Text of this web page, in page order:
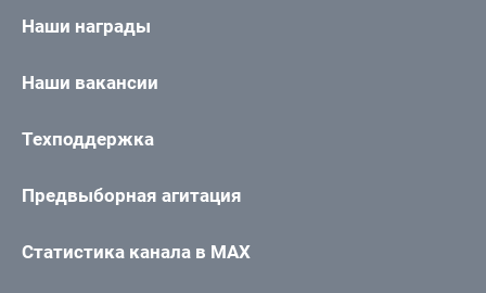
Наши награды
Наши вакансии
Техподдержка
Предвыборная агитация
Статистика канала в MAX